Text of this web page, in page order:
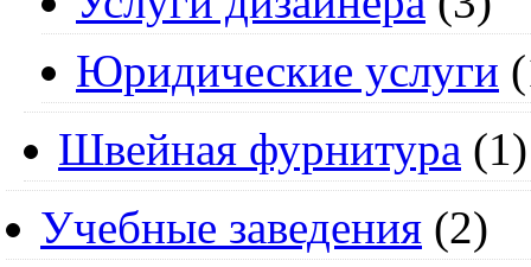
Юридические услуги
Швейная фурнитура (1)
Учебные заведения (2)